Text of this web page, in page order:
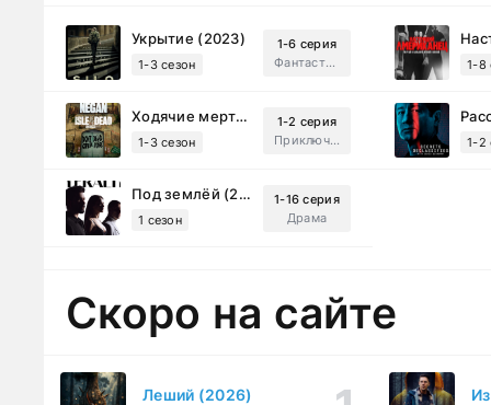
Укрытие (2023)
1-3 сезон
1-6 серия
Фантастика, Триллер, Драма
1-8
Ходячие мертвецы: Мертвый город (2023)
1-3 сезон
1-2 серия
Приключения, Ужасы, Триллер
1-2
Под землёй (2026)
1 сезон
1-16 серия
Драма
Скоро на сайте
Леший (2026)